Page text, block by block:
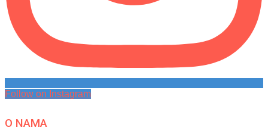
Follow on Instagram
O NAMA